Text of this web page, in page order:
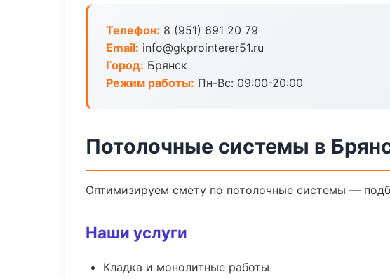
Телефон: 8 (951) 691 20 79
Email: info@gkprointerer51.ru
Город: Брянск
Режим работы: Пн-Вс: 09:00-20:00
Потолочные системы в
Оптимизируем смету по потолочные системы —
Наши услуги
Кладка и монолитные работы